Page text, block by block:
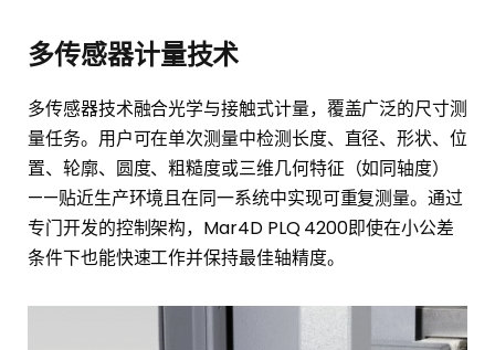
多传感器计量技术
多传感器技术融合光学与接触式计量，覆盖广泛的尺寸测
量任务。用户可在单次测量中检测长度、直径、形状、位
置、轮廓、圆度、粗糙度或三维几何特征（如同轴度）
——贴近生产环境且在同一系统中实现可重复测量。通过
专门开发的控制架构，Mar4D PLQ 4200即使在小公差
条件下也能快速工作并保持最佳轴精度。